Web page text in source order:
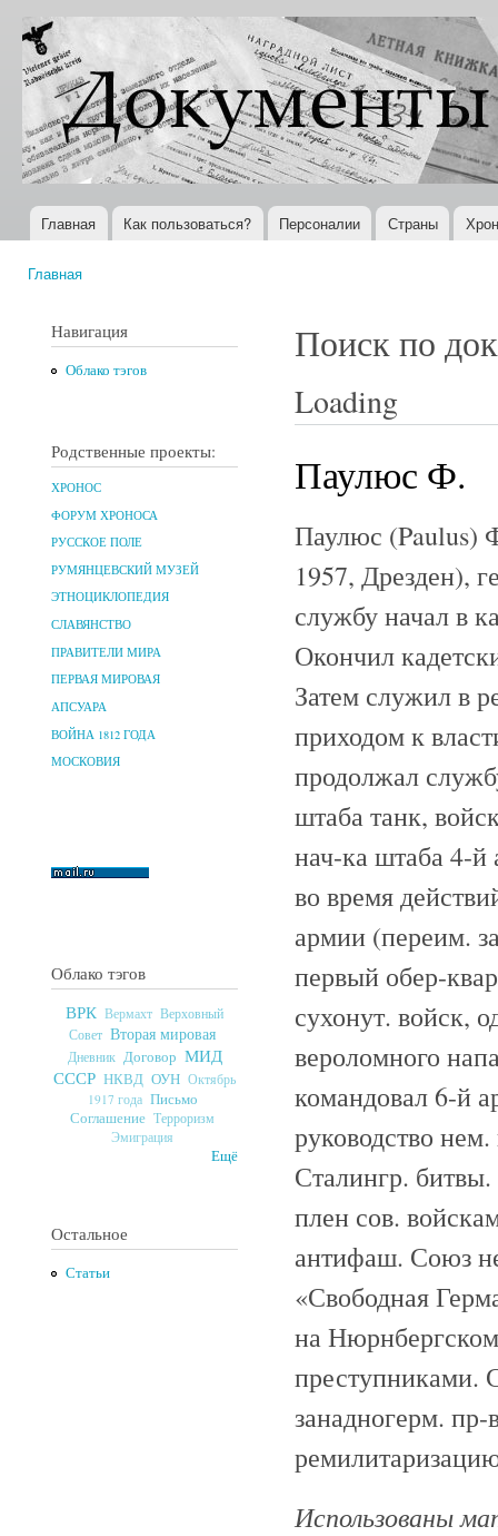
Документы
XX века
Всемирная
история в
Интернете
Главное меню
Главная Как пользоваться? Персоналии Страны
Главная
Навигация
Облако тэгов
Родственные проекты:
ХРОНОС
ФОРУМ ХРОНОСА
РУССКОЕ ПОЛЕ
РУМЯНЦЕВСКИЙ МУЗЕЙ
ЭТНОЦИКЛОПЕДИЯ
СЛАВЯНСТВО
ПРАВИТЕЛИ МИРА
ПЕРВАЯ МИРОВАЯ
АПСУАРА
ВОЙНА 1812 ГОДА
МОСКОВИЯ
Облако тэгов
ВРК Вермахт Верховный
Совет Вторая мировая
Дневник Договор МИД
СССР НКВД ОУН Октябрь
1917 года Письмо
Соглашение Терроризм
Эмиграция
Ещё
Остальное
Статьи
Поиск по
Loading
Паулюс Ф.
Паулюс (Paulus)
1957, Дрезден),
службу начал в
Окончил
Затем служил в
приходом к
продолжал
штаба танк,
нач-ка штаба 4-й
во время
армии (переим.
первый обер-
сухонут. войск,
вероломного
командовал 6-й
руководство
Сталингр.
плен сов.
антифаш. Союз
«Свободная
на
преступниками.
занадногерм.
Использованы